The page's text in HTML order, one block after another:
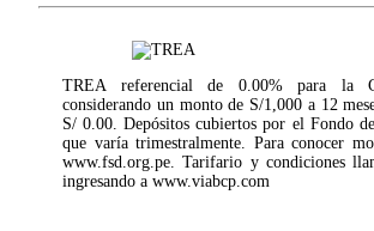
TREA referencial de 0.00% para la
considerando un monto de S/1,000 a 12
S/ 0.00. Depósitos cubiertos por el Fondo
que varía trimestralmente. Para conocer
www.fsd.org.pe. Tarifario y condiciones
ingresando a www.viabcp.com